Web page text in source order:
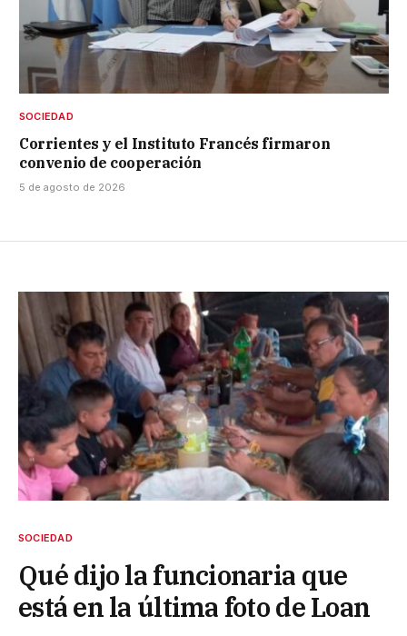
SOCIEDAD
Corrientes y el Instituto Francés firmaron
convenio de cooperación
5 de agosto de 2026
SOCIEDAD
Qué dijo la funcionaria que
está en la última foto de Loan